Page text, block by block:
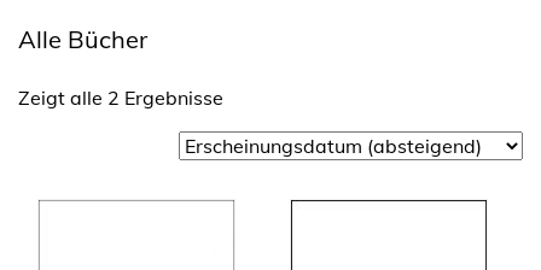
Alle Bücher
Zeigt alle 2 Ergebnisse